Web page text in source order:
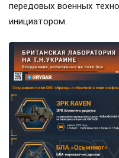
передовых военных
инициатором.